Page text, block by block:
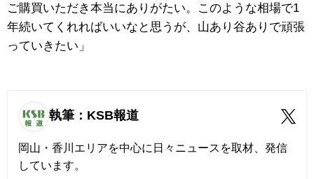
ご購買いただき本当にありがたい。このような相場で1
年続いてくれればいいなと思うが、山あり谷ありで頑張
っていきたい」
執筆：KSB報道
岡山・香川エリアを中心に日々ニュースを取材、発信
しています。